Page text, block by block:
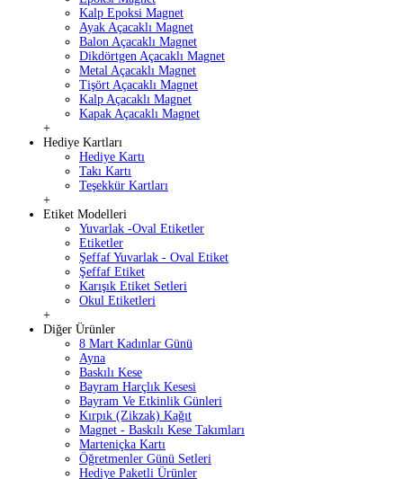
Kalp Epoksi Magnet
Ayak Açacaklı Magnet
Balon Açacaklı Magnet
Dikdörtgen Açacaklı Magnet
Metal Açacaklı Magnet
Tişört Açacaklı Magnet
Kalp Açacaklı Magnet
Kapak Açacaklı Magnet
+
Hediye Kartları
Hediye Kartı
Takı Kartı
Teşekkür Kartları
+
Etiket Modelleri
Yuvarlak -Oval Etiketler
Etiketler
Şeffaf Yuvarlak - Oval Etiket
Şeffaf Etiket
Karışık Etiket Setleri
Okul Etiketleri
+
Diğer Ürünler
8 Mart Kadınlar Günü
Ayna
Baskılı Kese
Bayram Harçlık Kesesi
Bayram Ve Etkinlik Günleri
Kırpık (Zikzak) Kağıt
Magnet - Baskılı Kese Takımları
Marteniçka Kartı
Öğretmenler Günü Setleri
Hediye Paketli Ürünler